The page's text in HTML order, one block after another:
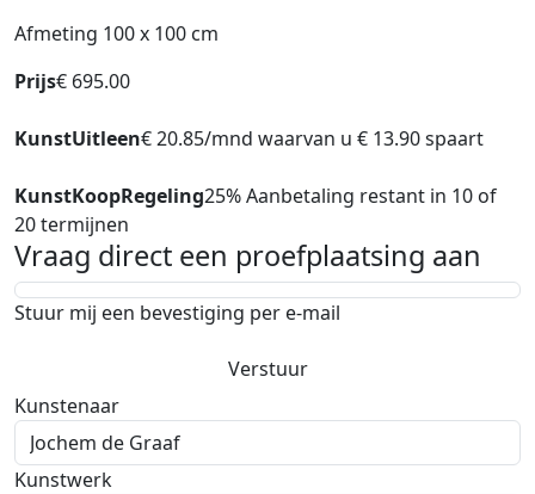
Afmeting 100 x 100 cm
Prijs€ 695.00
KunstUitleen€ 20.85/mnd waarvan u € 13.90 spaart
KunstKoopRegeling25% Aanbetaling restant in 10 of
20 termijnen
Vraag direct een proefplaatsing aan
Stuur mij een bevestiging per e-mail
Verstuur
Kunstenaar
Kunstwerk